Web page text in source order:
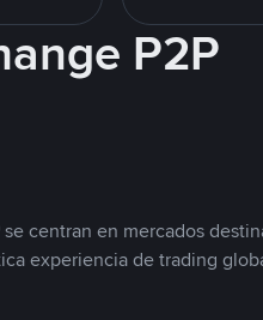
P2P
centran en mercados
experiencia de trading